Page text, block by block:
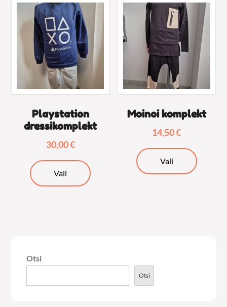
varianti.
Valikuid
saab
teha
varianti.
Valikuid
saab
teha
Playstation
dressikomplekt
30,00€
Vali
tootel
Moinoi komplekt
14,50€
Vali
tootel
Otsi
Otsi